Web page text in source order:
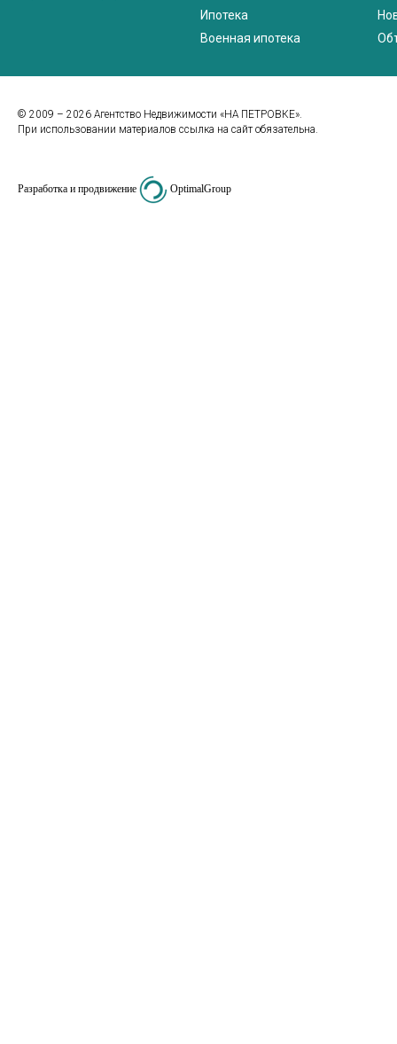
Ипотека
Военная ипотека
© 2009 – 2026 Агентство Недвижимости «НА ПЕТРОВКЕ».
При использовании материалов ссылка на сайт обязательна.
Разработка и продвижение OptimalGroup